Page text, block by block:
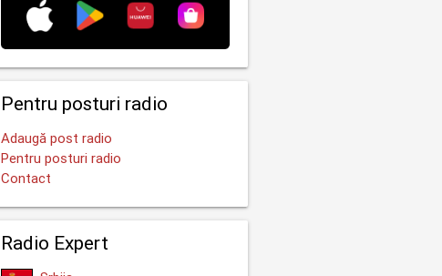
Pentru posturi radio
Adaugă post radio
Pentru posturi radio
Contact
Radio Expert